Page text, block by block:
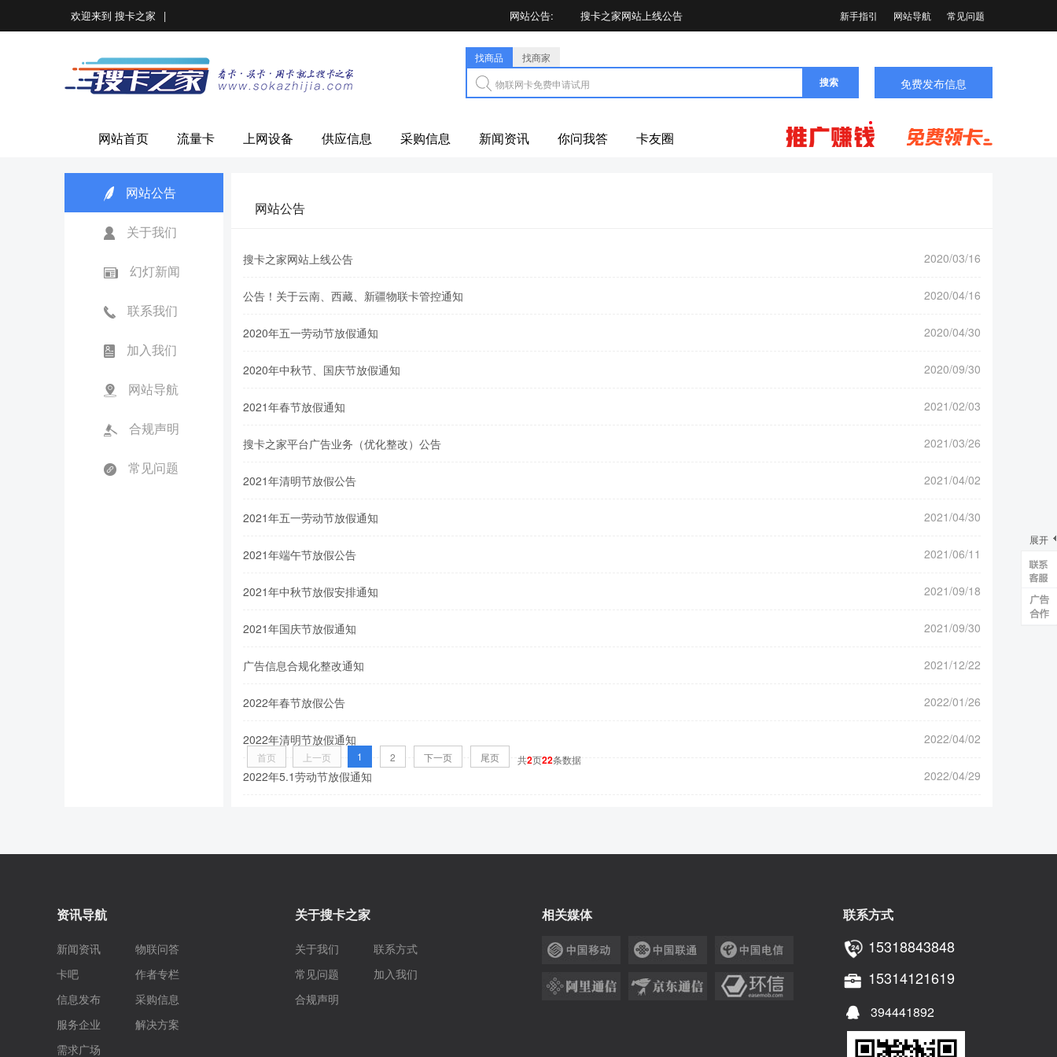
欢迎来到 搜卡之家 | 网站公告: 搜卡之家网站上线公告
2020年五一劳动节放假通知
2021年春节放假通知
新手指引 网站导航 常见问题
找商品
找商家
物联网卡免费申请试用
搜索 免费发布信息
网站首页 流量卡 上网设备 供应信息 采购信息 新闻资讯 你问我答 卡友圈
网站公告
关于我们
幻灯新闻
联系我们
加入我们
网站导航
合规声明
常见问题
网站公告
搜卡之家网站上线公告 2020/03/16
公告！关于云南、西藏、新疆物联卡管控通知 2020/04/16
2020年五一劳动节放假通知 2020/04/30
2020年中秋节、国庆节放假通知 2020/09/30
2021年春节放假通知 2021/02/03
搜卡之家平台广告业务（优化整改）公告 2021/03/26
2021年清明节放假公告 2021/04/02
2021年五一劳动节放假通知 2021/04/30
2021年端午节放假公告 2021/06/11
2021年中秋节放假安排通知 2021/09/18
2021年国庆节放假通知 2021/09/30
广告信息合规化整改通知 2021/12/22
2022年春节放假公告 2022/01/26
2022年清明节放假通知 2022/04/02
2022年5.1劳动节放假通知 2022/04/29
首页 上一页 1 2 下一页 尾页 共2页22条数据
资讯导航
新闻资讯
物联问答
卡吧
作者专栏
信息发布
采购信息
服务企业
解决方案
需求广场
关于搜卡之家
关于我们
联系方式
常见问题
加入我们
合规声明
相关媒体 联系方式
15318843848
15314121619
394441892
展开